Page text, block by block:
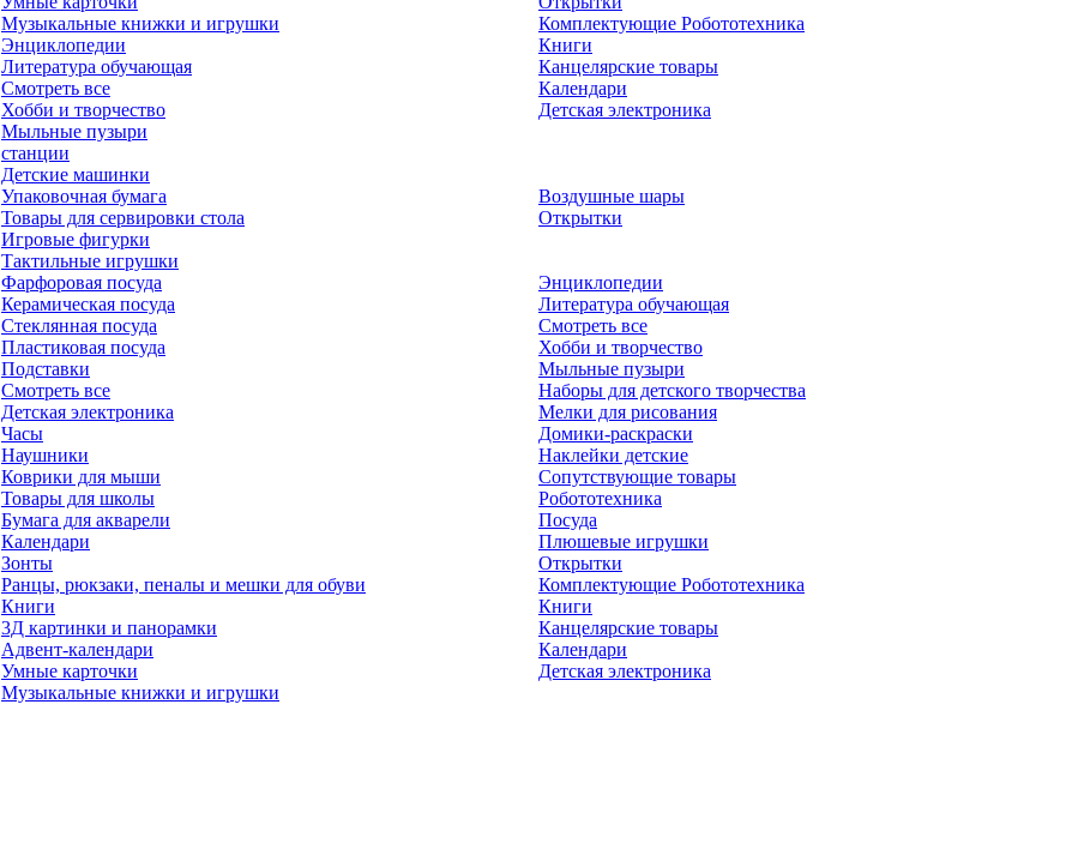
Музыкальные книжки и игрушки
Энциклопедии
Литература обучающая
Смотреть все
Хобби и творчество
Мыльные пузыри
Комплектующие Робототехника
Книги
Канцелярские товары
Календари
Детская электроника
станции
Детские машинки
Упаковочная бумага
Товары для сервировки стола
Воздушные шары
Открытки
Игровые фигурки
Тактильные игрушки
Фарфоровая посуда
Керамическая посуда
Стеклянная посуда
Пластиковая посуда
Подставки
Смотреть все
Детская электроника
Часы
Наушники
Коврики для мыши
Товары для школы
Бумага для акварели
Календари
Зонты
Ранцы, рюкзаки, пеналы и мешки для обуви
Книги
3Д картинки и панорамки
Адвент-календари
Умные карточки
Музыкальные книжки и игрушки
Энциклопедии
Литература обучающая
Смотреть все
Хобби и творчество
Мыльные пузыри
Наборы для детского творчества
Мелки для рисования
Домики-раскраски
Наклейки детские
Сопутствующие товары
Робототехника
Посуда
Плюшевые игрушки
Открытки
Комплектующие Робототехника
Книги
Канцелярские товары
Календари
Детская электроника